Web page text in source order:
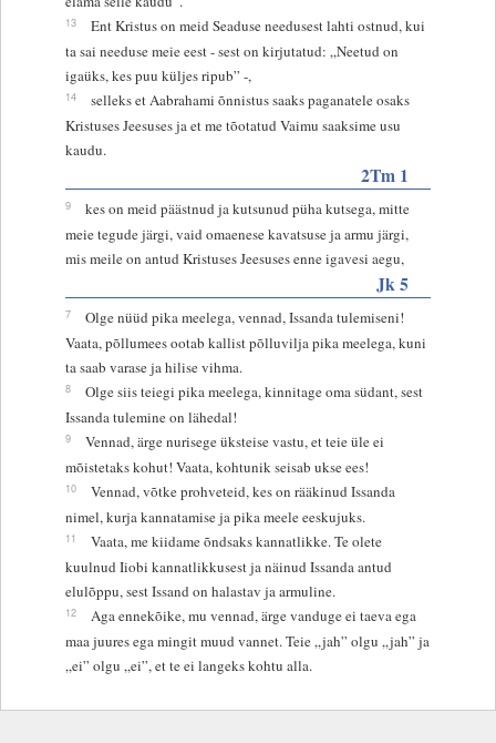
13
Ent Kristus on meid Seaduse needusest lahti ostnud, kui
ta sai needuse meie eest - sest on kirjutatud: „Neetud on
igaüks, kes puu küljes ripub” -,
14
selleks et Aabrahami õnnistus saaks paganatele osaks
Kristuses Jeesuses ja et me tõotatud Vaimu saaksime usu
kaudu.
2Tm 1
9
kes on meid päästnud ja kutsunud püha kutsega, mitte
meie tegude järgi, vaid omaenese kavatsuse ja armu järgi,
mis meile on antud Kristuses Jeesuses enne igavesi aegu,
Jk 5
7
Olge nüüd pika meelega, vennad, Issanda tulemiseni!
Vaata, põllumees ootab kallist põlluvilja pika meelega, kuni
ta saab varase ja hilise vihma.
8
Olge siis teiegi pika meelega, kinnitage oma südant, sest
Issanda tulemine on lähedal!
9
Vennad, ärge nurisege üksteise vastu, et teie üle ei
mõistetaks kohut! Vaata, kohtunik seisab ukse ees!
10
Vennad, võtke prohveteid, kes on rääkinud Issanda
nimel, kurja kannatamise ja pika meele eeskujuks.
11
Vaata, me kiidame õndsaks kannatlikke. Te olete
kuulnud Iiobi kannatlikkusest ja näinud Issanda antud
elulõppu, sest Issand on halastav ja armuline.
12
Aga ennekõike, mu vennad, ärge vanduge ei taeva ega
maa juures ega mingit muud vannet. Teie „jah” olgu „jah” ja
„ei” olgu „ei”, et te ei langeks kohtu alla.